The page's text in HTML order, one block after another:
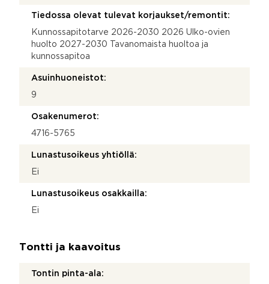
Tiedossa olevat tulevat korjaukset/remontit:
Kunnossapitotarve 2026-2030 2026 Ulko-ovien
huolto 2027-2030 Tavanomaista huoltoa ja
kunnossapitoa
Asuinhuoneistot:
9
Osakenumerot:
4716-5765
Lunastusoikeus yhtiöllä:
Ei
Lunastusoikeus osakkailla:
Ei
Tontti ja kaavoitus
Tontin pinta-ala: